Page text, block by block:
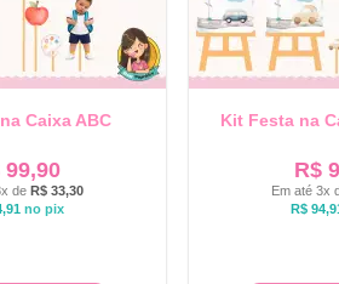
Caixa ABC
99,90
de R$33,30
no pix
Kit Festa na
R$
Em até 3x
R$